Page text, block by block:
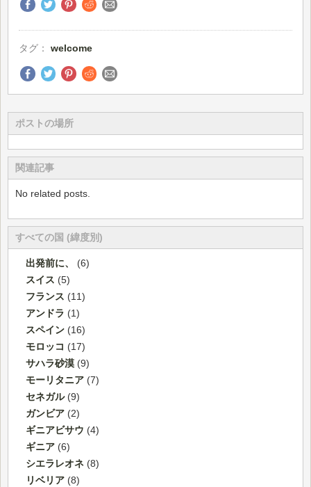
タグ： welcome
ポストの場所
関連記事
No related posts.
すべての国 (緯度別)
出発前に、
(6)
スイス (5)
フランス (11)
アンドラ (1)
スペイン (16)
モロッコ (17)
サハラ砂漠 (9)
モーリタニア (7)
セネガル(9)
ガンビア (2)
ギニアビサウ (4)
ギニア (6)
シエラレオネ (8)
リベリア (8)